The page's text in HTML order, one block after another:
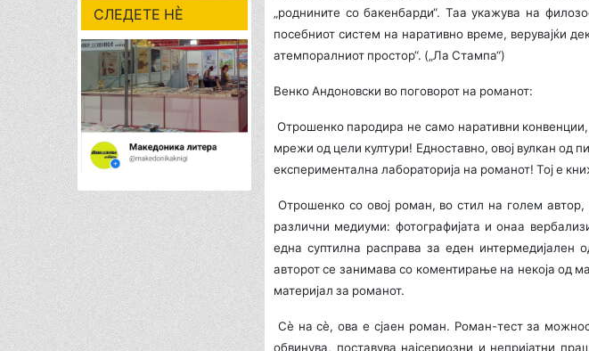
СЛЕДЕТЕ НÈ
„роднините со бакенбарди“. Таа укажува на
посебниот систем на наративно време, верувајќи
атемпоралниот простор“. („Ла Стампа“)
Венко Андоновски во поговорот на романот:
Отрошенко пародира не само наративни
мрежи од цели култури! Едноставно, овој вулкан од
експериментална лабораторија на романот! Тој е
Отрошенко со овој роман, во стил на голем
различни медиуми: фотографијата и онаа
една суптилна расправа за еден интермедијален
авторот се занимава со коменти­ра­ње на некоја од
материјал за романот.
Сè на сè, ова е сјаен роман. Роман-тест за
обвинува, поста­вува најсериозни и непријатни